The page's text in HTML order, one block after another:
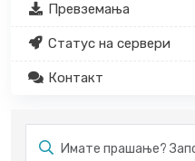
Превземања
Статус на сервери
Контакт